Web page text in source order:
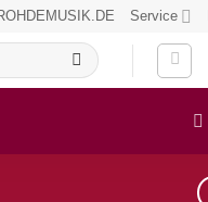
Service